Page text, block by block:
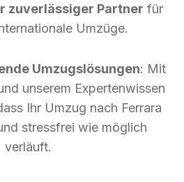
zuverlässiger Partner für
Umzüge.
Umzugslösungen: Mit
unserem Expertenwissen
Ihr Umzug nach Ferrara
stressfrei wie möglich
verläuft.